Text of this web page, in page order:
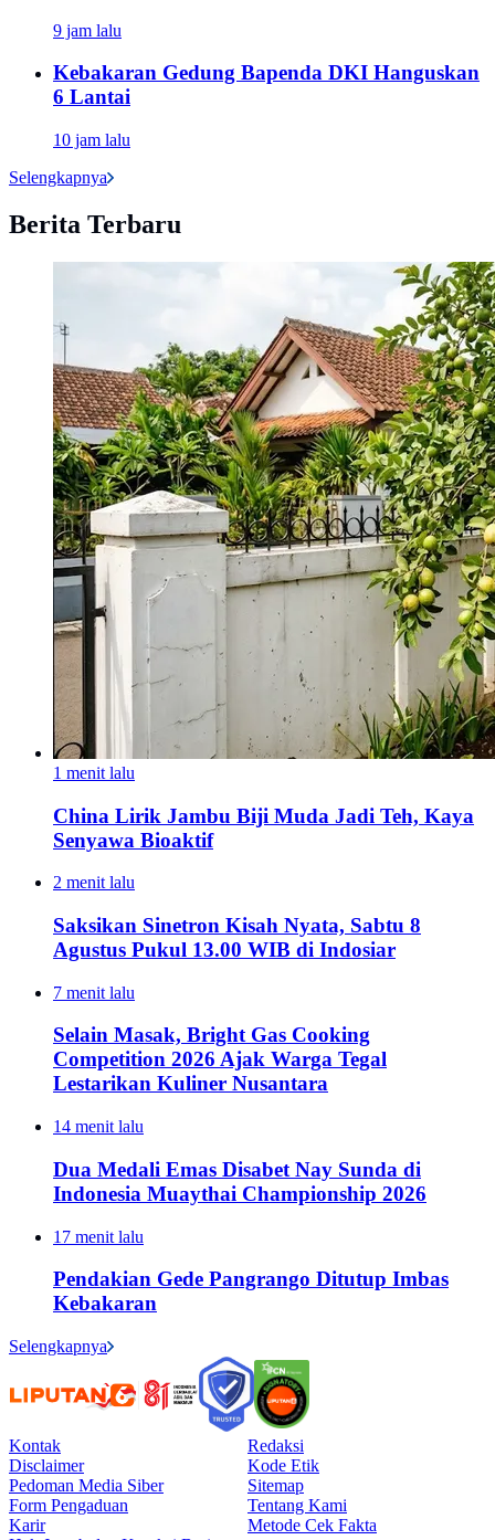
9 jam lalu
Kebakaran Gedung Bapenda DKI Hanguskan
6 Lantai
10 jam lalu
Selengkapnya
Berita Terbaru
1 menit lalu
China Lirik Jambu Biji Muda Jadi Teh, Kaya
Senyawa Bioaktif
2 menit lalu
Saksikan Sinetron Kisah Nyata, Sabtu 8
Agustus Pukul 13.00 WIB di Indosiar
7 menit lalu
Selain Masak, Bright Gas Cooking
Competition 2026 Ajak Warga Tegal
Lestarikan Kuliner Nusantara
14 menit lalu
Dua Medali Emas Disabet Nay Sunda di
Indonesia Muaythai Championship 2026
17 menit lalu
Pendakian Gede Pangrango Ditutup Imbas
Kebakaran
Selengkapnya
Kontak
Redaksi
Disclaimer
Kode Etik
Pedoman Media Siber
Sitemap
Form Pengaduan
Tentang Kami
Karir
Metode Cek Fakta